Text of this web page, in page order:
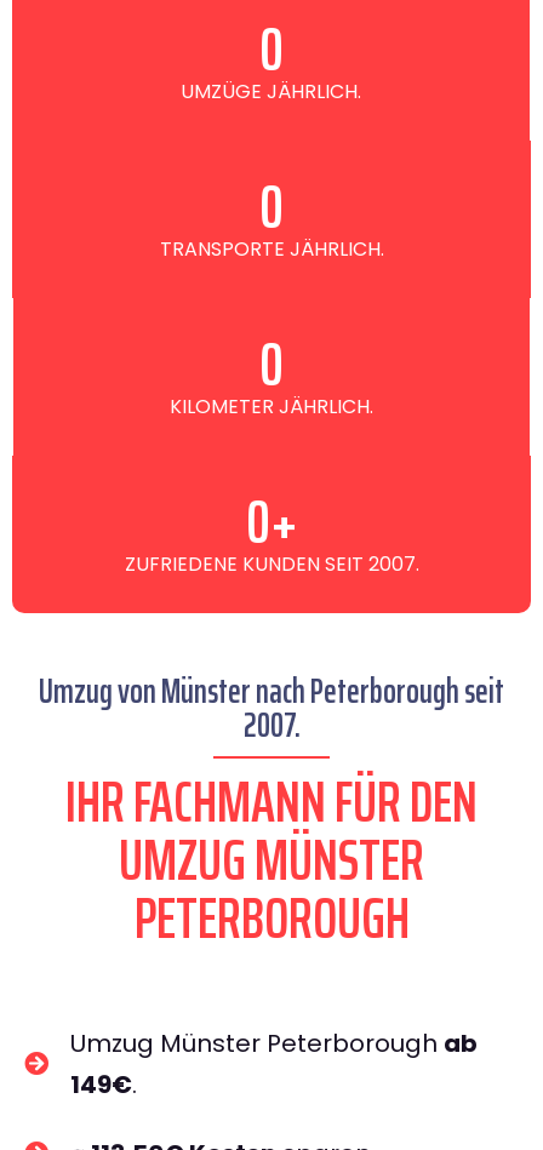
UMZÜGE JÄHRLICH.
0
TRANSPORTE JÄHRLICH.
0
KILOMETER JÄHRLICH.
0
ZUFRIEDENE KUNDEN SEIT 2007.
0+
Umzug von Münster nach Peterborough seit
2007.
IHR FACHMANN FÜR DEN
UMZUG MÜNSTER
PETERBOROUGH
Umzug Münster Peterborough ab
149€.